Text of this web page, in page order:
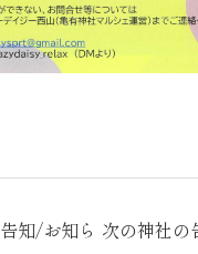
知/お知ら 次の神社